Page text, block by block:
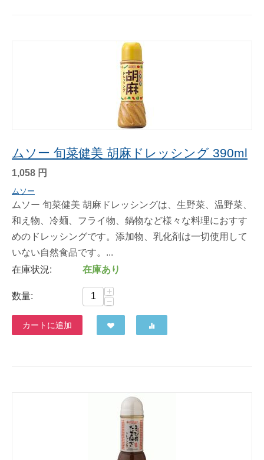
ムソー 旬菜健美 胡麻ドレッシング 390ml
1,058 円
ムソー
ムソー 旬菜健美 胡麻ドレッシングは、生野菜、温野菜、
和え物、冷麺、フライ物、鍋物など様々な料理におすす
めのドレッシングです。添加物、乳化剤は一切使用して
いない自然食品です。...
在庫状況:
在庫あり
数量:
+
−
カートに追加